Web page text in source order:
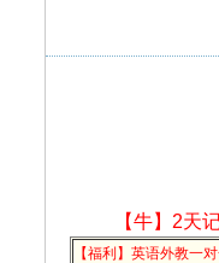
【牛】2天
【福利】英语外教一